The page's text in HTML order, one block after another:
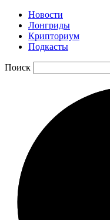
Новости
Лонгриды
Крипториум
Подкасты
Поиск